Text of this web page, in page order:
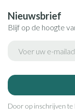
Nieuwsbrief
Blijf op de hoogte
Door op inschrijven te